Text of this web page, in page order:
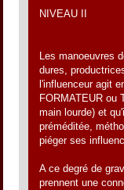
NIVEAU II
Les manoeuvres
dures,
l'influenceur agit
FORMATEUR ou
main lourde) et
préméditée,
piéger ses
A ce degré de
prennent une